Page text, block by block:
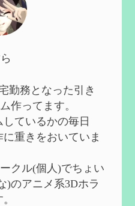
ト「対決者・２」
べてを持ってしま
の解説【2凸ま
ト「対決者・１」
易解説と使用感な
】エミリエを使っ
勤務となった引き
作ってます。
ているかの毎日
重きをおいていま
クル(個人)でちょい
)のアニメ系3Dホラ